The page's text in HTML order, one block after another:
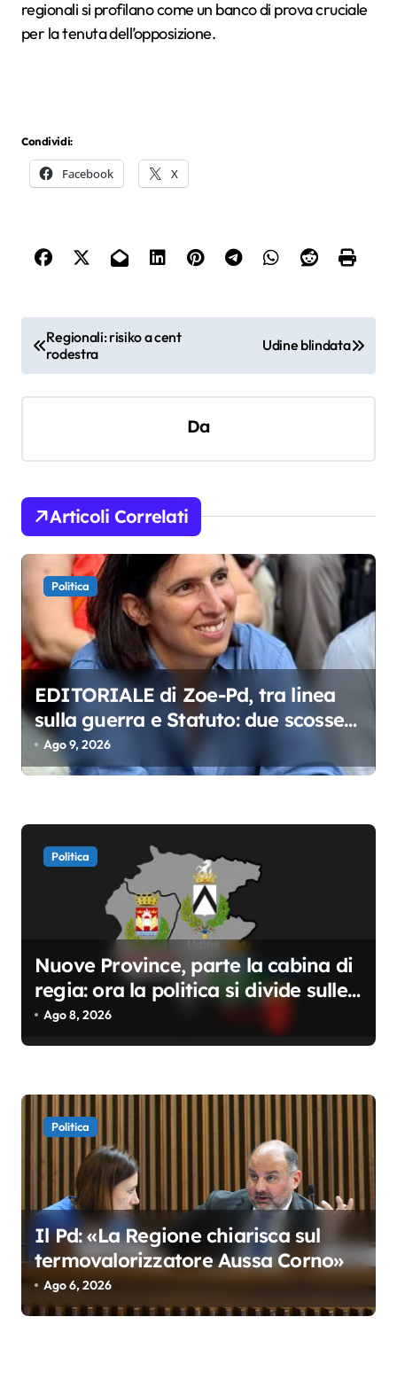
regionali si profilano come un banco di prova cruciale
per la tenuta dell’opposizione.
Condividi:
Facebook X
v
z
i
o
n
e
a
r
t
c
l
Regionali: risiko a cent
rodestra
Udine blindata
Da
Articoli Correlati
Politica
EDITORIALE di Zoe-Pd, tra linea
sulla guerra e Statuto: due scosse
che agitano il fronte democratico
Ago 9, 2026
Politica
Nuove Province, parte la cabina di
regia: ora la politica si divide sulle
competenze
Ago 8, 2026
Politica
Il Pd: «La Regione chiarisca sul
termovalorizzatore Aussa Corno»
Ago 6, 2026